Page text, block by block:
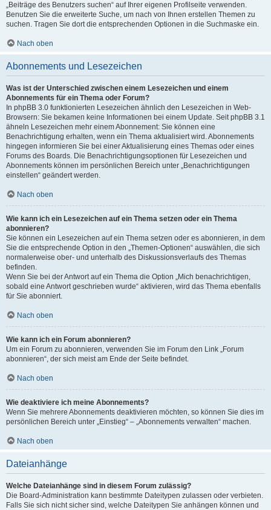
„Beiträge des Benutzers suchen“ auf Ihrer eigenen Profilseite verwenden.
Benutzen Sie die erweiterte Suche, um nach von Ihnen erstellen Themen zu
suchen. Tragen Sie dort die entsprechenden Optionen in die Suchmaske ein.
Nach oben
Abonnements und Lesezeichen
Was ist der Unterschied zwischen einem Lesezeichen und einem
Abonnements für ein Thema oder Forum?
In phpBB 3.0 funktionierten Lesezeichen ähnlich den Lesezeichen in Web-
Browsern: Sie bekamen keine Informationen bei einem Update. Seit phpBB 3.1
ähneln Lesezeichen mehr einem Abonnement: Sie können eine
Benachrichtigung erhalten, wenn ein Thema aktualisiert wird. Abonnements
hingegen informieren Sie bei einer Aktualisierung eines Themas oder eines
Forums des Boards. Die Benachrichtigungsoptionen für Lesezeichen und
Abonnements können im persönlichen Bereich unter „Benachrichtigungen
einstellen“ geändert werden.
Nach oben
Wie kann ich ein Lesezeichen auf ein Thema setzen oder ein Thema
abonnieren?
Sie können ein Lesezeichen auf ein Thema setzen oder es abonnieren, in dem
Sie die entsprechende Option in den „Themen-Optionen“ auswählen, die sich
normalerweise ober- und unterhalb des Diskussionsverlaufs des Themas
befinden.
Wenn Sie bei der Antwort auf ein Thema die Option „Mich benachrichtigen,
sobald eine Antwort geschrieben wurde“ aktivieren, wird das Thema ebenfalls
für Sie abonniert.
Nach oben
Wie kann ich ein Forum abonnieren?
Um ein Forum zu abonnieren, verwenden Sie im Forum den Link „Forum
abonnieren“, der sich meist am Ende der Seite befindet.
Nach oben
Wie deaktiviere ich meine Abonnements?
Wenn Sie mehrere Abonnements deaktivieren möchten, so können Sie dies im
persönlichen Bereich unter „Einstieg“ – „Abonnements verwalten“ machen.
Nach oben
Dateianhänge
Welche Dateianhänge sind in diesem Forum zulässig?
Die Board-Administration kann bestimmte Dateitypen zulassen oder verbieten.
Falls Sie sich nicht sicher sind, welche Dateitypen Sie anhängen können und